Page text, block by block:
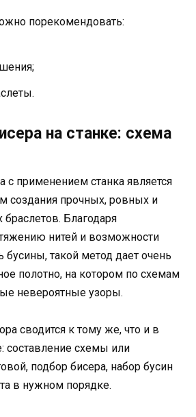
порекомендовать:
на станке: схема
с применением станка является
создания прочных, ровных и
Благодаря
нитей и возможности
бусины, такой метод дает очень
полотно, на котором по схемам
невероятные узоры.
сводится к тому же, что и в
составление схемы или
подбор бисера, набор бусин
в нужном порядке.